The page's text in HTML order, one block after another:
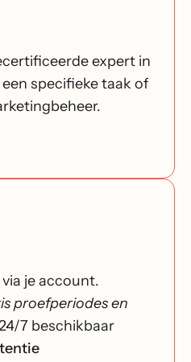
expert in
specifieke taak of
je account.
proefperiodes en
7 beschikbaar